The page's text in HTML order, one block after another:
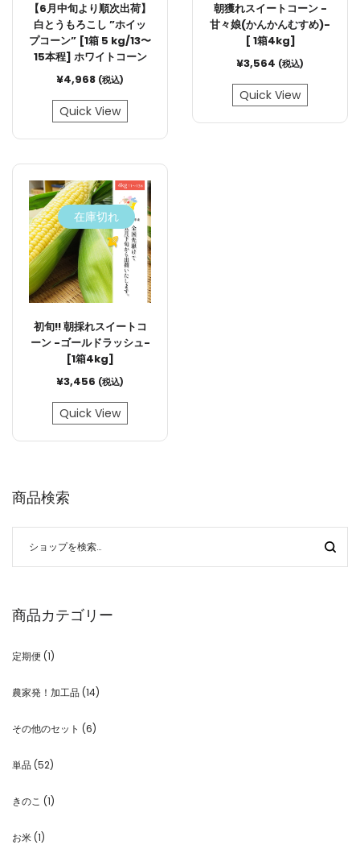
【6月中旬より順次出荷】
白とうもろこし ”ホイッ
プコーン” [1箱 5 kg/13〜
15本程] ホワイトコーン
¥4,968 (税込)
Quick View
朝獲れスイートコーン -
甘々娘(かんかんむすめ)-
[ 1箱4kg]
¥3,564 (税込)
Quick View
在庫切れ
初旬!! 朝採れスイートコ
ーン -ゴールドラッシュ-
[1箱4kg]
¥3,456 (税込)
Quick View
商品検索
商品カテゴリー
定期便 (1)
農家発！加工品 (14)
その他のセット (6)
単品 (52)
きのこ (1)
お米 (1)